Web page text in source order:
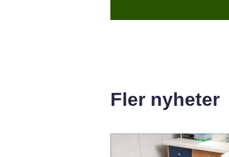
Fler nyheter